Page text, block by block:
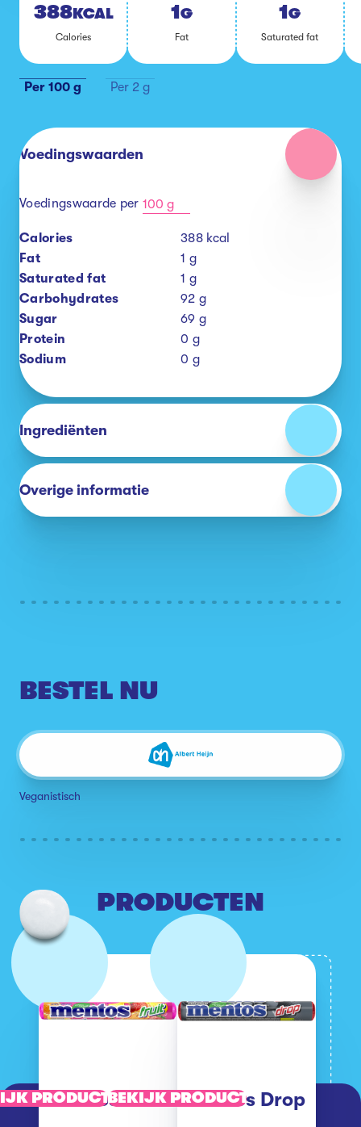
388KCAL
Ca­lo­ries
1G
Fat
1G
Sa­tu­ra­ted fat
Per 100 g Per 2 g
Voedingswaarden
Voedingswaarde per 100 g
Calories 388 kcal
Fat
1 g
Saturated fat
1 g
Carbohydrates
92 g
Sugar
69 g
Protein
0 g
Sodium
0 g
Ingrediënten
Overige informatie
BESTEL NU
Veganistisch
PRODUCTEN
Mentos Fruit
PRODUCT Mentos Drop
BEKIJK PRODUCT